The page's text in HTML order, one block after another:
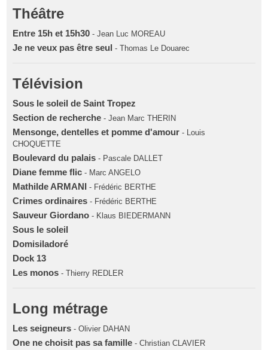
Théâtre
Entre 15h et 15h30 - Jean Luc MOREAU
Je ne veux pas être seul - Thomas Le Douarec
Télévision
Sous le soleil de Saint Tropez
Section de recherche - Jean Marc THERIN
Mensonge, dentelles et pomme d'amour - Louis
CHOQUETTE
Boulevard du palais - Pascale DALLET
Diane femme flic - Marc ANGELO
Mathilde ARMANI - Frédéric BERTHE
Crimes ordinaires - Frédéric BERTHE
Sauveur Giordano - Klaus BIEDERMANN
Sous le soleil
Domisiladoré
Dock 13
Les monos - Thierry REDLER
Long métrage
Les seigneurs - Olivier DAHAN
One ne choisit pas sa famille - Christian CLAVIER